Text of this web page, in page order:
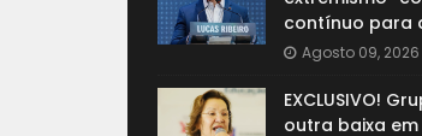
contínuo para
Agosto 09, 2026
EXCLUSIVO!
outra baixa